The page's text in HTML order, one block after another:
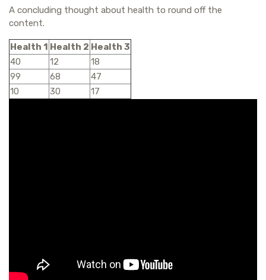
A concluding thought about health to round off the
content.
Health 1 Health 2 Health 3
40
12
18
99
68
47
10
30 17